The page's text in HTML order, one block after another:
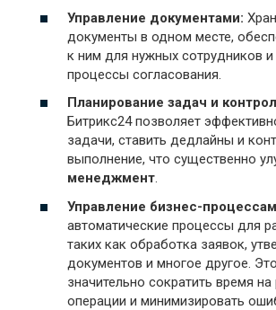
Управление документами:
документы в одном месте,
к ним для нужных сотрудников и
процессы согласования.
Планирование задач и
Битрикс24 позволяет
задачи, ставить дедлайны и
выполнение, что существенно
менеджмент.
Управление бизнес-
автоматические процессы для
таких как обработка заявок,
документов и многое другое.
значительно сократить время на
операции и минимизировать